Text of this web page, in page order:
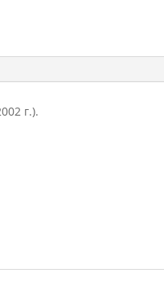
г.).